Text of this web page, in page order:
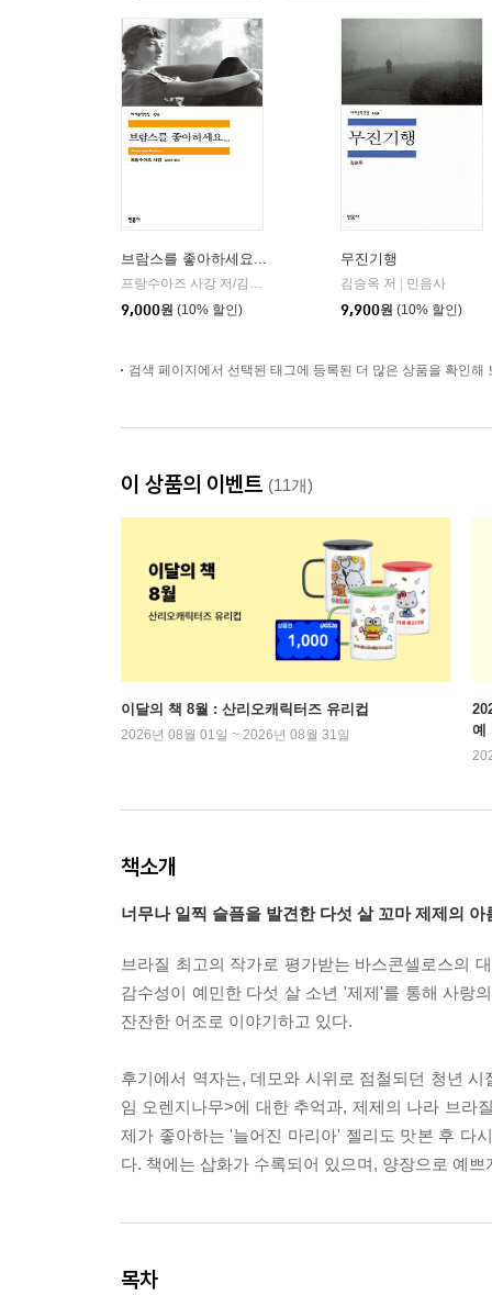
브람스를 좋아하세요...
프랑수아즈 사강 저/김남주 역
9,000원 (10% 할인)
무진기행
김승옥 저
민음사
9,900원 (10% 할인)
검색 페이지에서 선택된 태그에 등록된 더 많은 상품을 확인해
이 상품의 이벤트 (11개)
이달의 책 8월 : 산리오캐릭터즈 유리컵
2026년 08월 01일 ~ 2026년 08월 31일
예
책소개
너무나 일찍 슬픔을 발견한 다섯 살 꼬마 제제의
브라질 최고의 작가로 평가받는 바스콘셀로스의
감수성이 예민한 다섯 살 소년 '제제'를 통해 사랑
잔잔한 어조로 이야기하고 있다.
후기에서 역자는, 데모와 시위로 점철되던 청년
임 오렌지나무>에 대한 추억과, 제제의 나라 브라
제가 좋아하는 '늘어진 마리아' 젤리도 맛본 후 다
다. 책에는 삽화가 수록되어 있으며, 양장으로 예쁘
목차